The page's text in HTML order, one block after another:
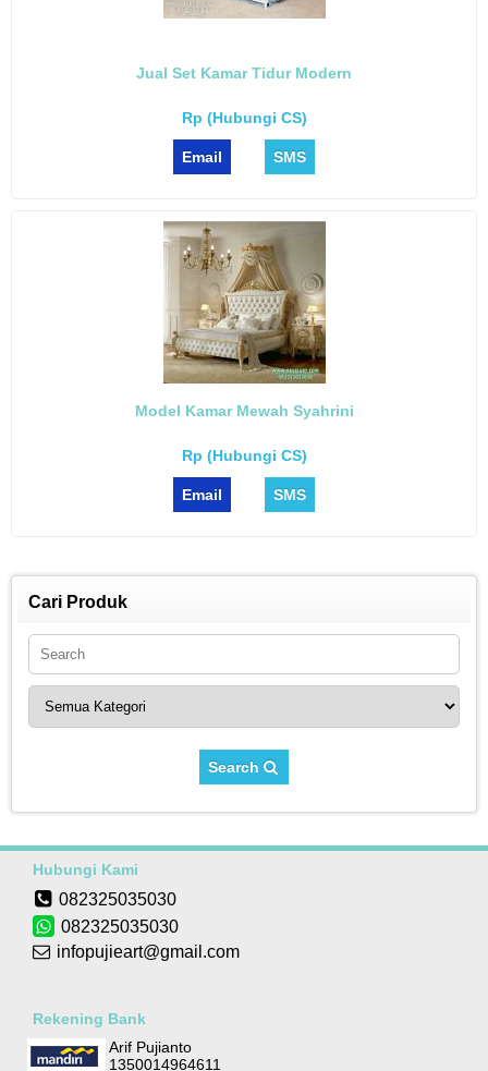
Jual Set Kamar Tidur Modern
Rp (Hubungi CS)
Email SMS
Model Kamar Mewah Syahrini
Rp (Hubungi CS)
Email SMS
Cari Produk
Search
Hubungi Kami
082325035030
082325035030
infopujieart@gmail.com
Rekening Bank
Arif Pujianto
1350014964611